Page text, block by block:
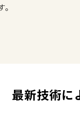
最新技術に